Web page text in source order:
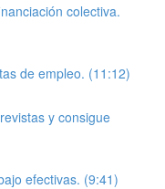
colectiva.
de empleo. (11:12)
y consigue
efectivas. (9:41)